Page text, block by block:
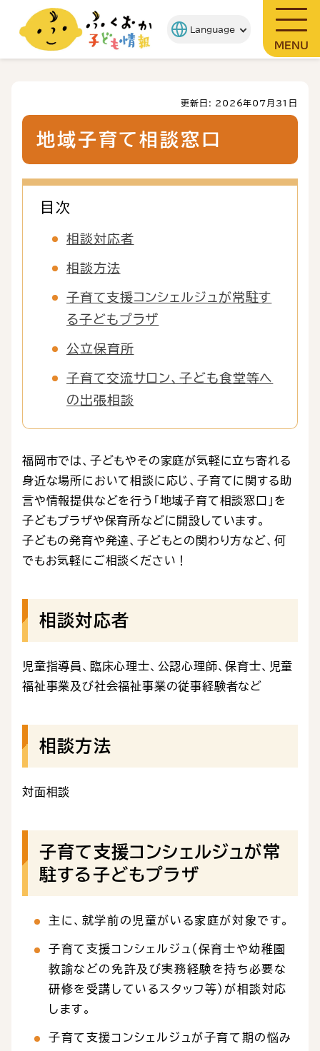
MENU
更新日: 2026年07月31日
地域子育て相談窓口
目次
相談対応者
相談方法
子育て支援コンシェルジュが常駐す
る子どもプラザ
公立保育所
子育て交流サロン、子ども食堂等へ
の出張相談
福岡市では、子どもやその家庭が気軽に立ち寄れる
身近な場所において相談に応じ、子育てに関する助
言や情報提供などを行う「地域子育て相談窓口」を
子どもプラザや保育所などに開設しています。
子どもの発育や発達、子どもとの関わり方など、何
でもお気軽にご相談ください！
相談対応者
児童指導員、臨床心理士、公認心理師、保育士、児童
福祉事業及び社会福祉事業の従事経験者など
相談方法
対面相談
子育て支援コンシェルジュが常
駐する子どもプラザ
主に、就学前の児童がいる家庭が対象です。
子育て支援コンシェルジュ（保育士や幼稚園
教諭などの免許及び実務経験を持ち必要な
研修を受講しているスタッフ等）が相談対応
します。
子育て支援コンシェルジュが子育て期の悩み